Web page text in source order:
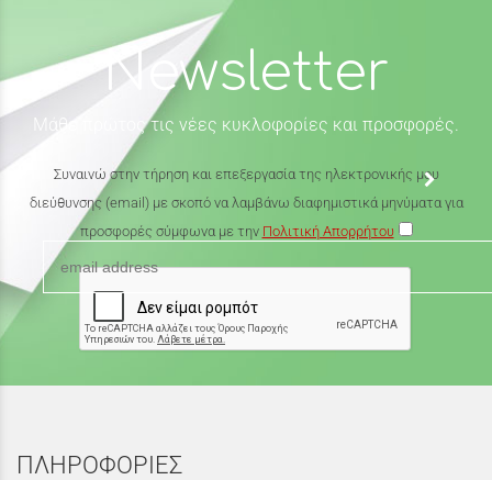
Newsletter
Μάθε πρώτος τις νέες κυκλοφορίες και προσφορές.
Συναινώ στην τήρηση και επεξεργασία της ηλεκτρονικής μου
διεύθυνσης (email) με σκοπό να λαμβάνω διαφημιστικά μηνύματα για
προσφορές σύμφωνα με την Πολιτική Απορρήτου
ΠΛΗΡΟΦΟΡΙΕΣ